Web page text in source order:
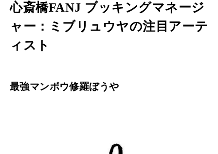
心斎橋FANJ ブッキングマネージ
ャー：ミブリュウヤの注目アーテ
ィスト
最強マンボウ修羅ぼうや